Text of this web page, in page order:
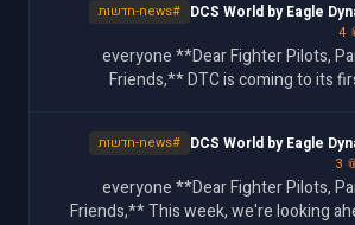
DCS World by Eagle #news-חדשות
@everyone **Dear Fighter Pilots, Partners and
Friends,** DTC is coming to its first helicopter
DCS World by Eagle #news-חדשות
📎 3
@everyone **Dear Fighter Pilots, Partners and
Friends,** This week, we're looking ahead to a new